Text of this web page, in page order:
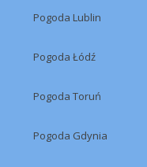
Pogoda Lublin
Pogoda Łódź
Pogoda Toruń
Pogoda Gdynia